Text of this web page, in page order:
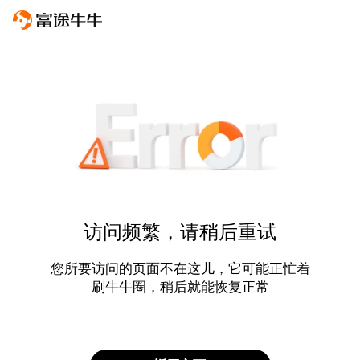
访问频繁，请稍后重试
您所要访问的页面不在这儿，它可能正忙着
刷牛牛圈，稍后就能恢复正常